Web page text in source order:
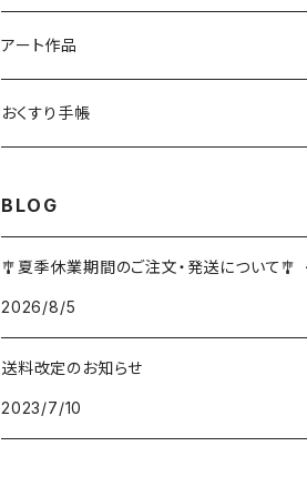
アート作品
おくすり手帳
BLOG
🎐夏季休業期間のご注文・発送について🎐
2026/8/5
送料改定のお知らせ
2023/7/10